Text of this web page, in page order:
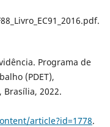
Programa de
(PDET),
2022.
article?id=1778.